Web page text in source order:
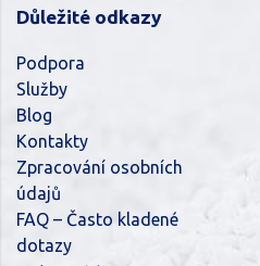
Důležité odkazy
Podpora
Služby
Blog
Kontakty
Zpracování osobních
údajů
FAQ – Často kladené
dotazy